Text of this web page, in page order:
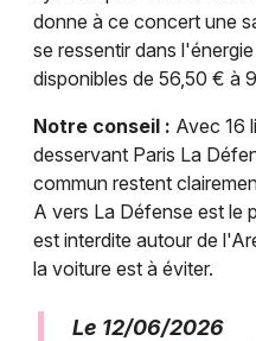
donne à ce concert une
se ressentir dans
disponibles de 56,50 € à
Notre conseil : Avec 16
desservant Paris La
commun restent
A vers La Défense est le
est interdite autour de
la voiture est à éviter.
Le 12/06/2026